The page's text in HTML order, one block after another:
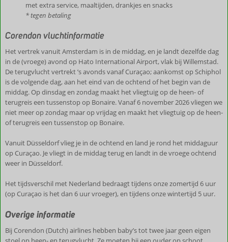
met extra service, maaltijden, drankjes en snacks
* tegen betaling
Corendon vluchtinformatie
Het vertrek vanuit Amsterdam is in de middag, en je landt dezelfde dag
in de (vroege) avond op Hato International Airport, vlak bij Willemstad.
De terugvlucht vertrekt ’s avonds vanaf Curaçao; aankomst op Schiphol
is de volgende dag, aan het eind van de ochtend of het begin van de
middag. Op dinsdag en zondag maakt het vliegtuig op de heen- of
terugreis een tussenstop op Bonaire. Vanaf 6 november 2026 vliegen we
niet meer op zondag maar op vrijdag en maakt het vliegtuig op de heen-
of terugreis een tussenstop op Bonaire.
Vanuit Düsseldorf vlieg je in de ochtend en land je rond het middaguur
op Curaçao. Je vliegt in de middag terug en landt in de vroege ochtend
weer in Düsseldorf.
Het tijdsverschil met Nederland bedraagt tijdens onze zomertijd 6 uur
(op Curaçao is het dan 6 uur vroeger), en tijdens onze wintertijd 5 uur.
Overige informatie
Bij Corendon (Dutch) airlines hebben baby’s tot twee jaar geen eigen